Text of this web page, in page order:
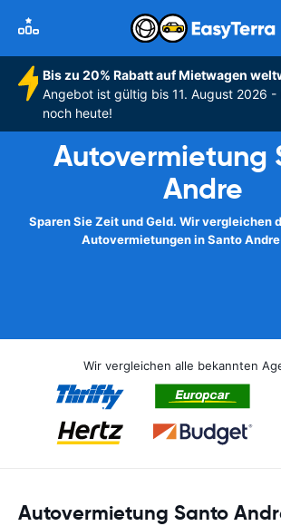
Bis zu 20% Rabatt auf Mietwagen
Angebot ist gültig bis 11. August 2026 -
noch heute!
Autovermietung
Andre
Sparen Sie Zeit und Geld. Wir vergleichen
Autovermietungen in Santo
Wir vergleichen alle bekannten
Autovermietung Santo